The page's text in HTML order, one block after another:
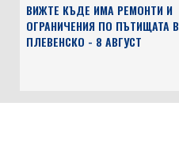
ВИЖТЕ КЪДЕ ИМА РЕМОНТИ И
ОГРАНИЧЕНИЯ ПО ПЪТИЩАТА В
ПЛЕВЕНСКО - 8 АВГУСТ